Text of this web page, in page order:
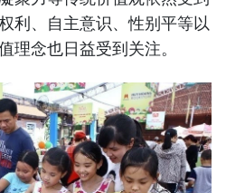
利、自主意识、性别平等以
理念也日益受到关注。